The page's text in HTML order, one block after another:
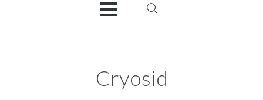
Catálogo de MedicamentosCryosid